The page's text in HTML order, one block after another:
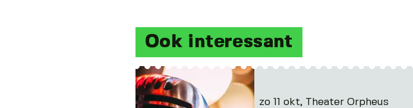
Ook interessant
zo 11 okt, Theater Orpheus